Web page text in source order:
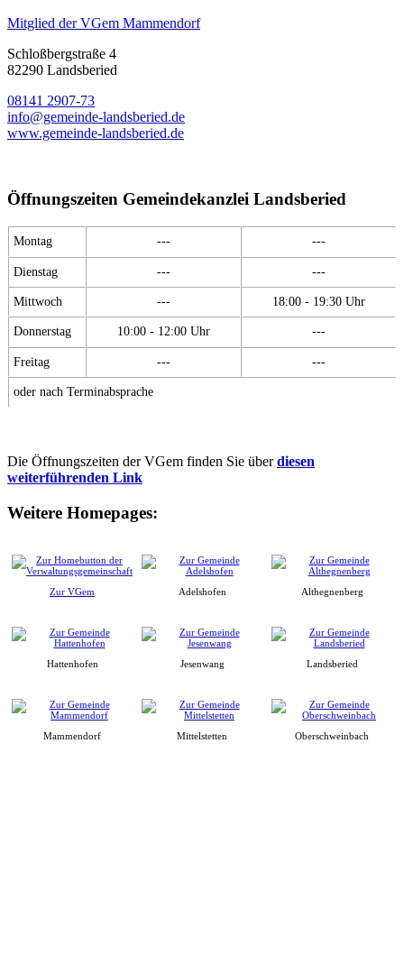
Mitglied der VGem Mammendorf
Schloßbergstraße 4
82290 Landsberied
08141 2907-73
info@gemeinde-landsberied.de
www.gemeinde-landsberied.de
Öffnungszeiten Gemeindekanzlei Landsberied
Montag --- ---
Dienstag --- ---
Mittwoch --- 18:00 - 19:30 Uhr
Donnerstag 10:00 - 12:00 Uhr ---
Freitag --- ---
oder nach Terminabsprache
Die Öffnungszeiten der VGem finden Sie überdiesen
weiterführenden Link
Weitere Homepages:
Zur VGem Adelshofen Althegnenberg
Hattenhofen Jesenwang Landsberied
Mammendorf Mittelstetten Oberschweinbach